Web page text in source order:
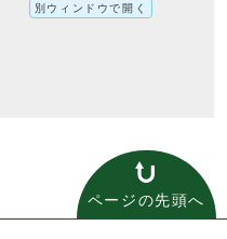
別ウィンドウで開く
ページの先頭へ